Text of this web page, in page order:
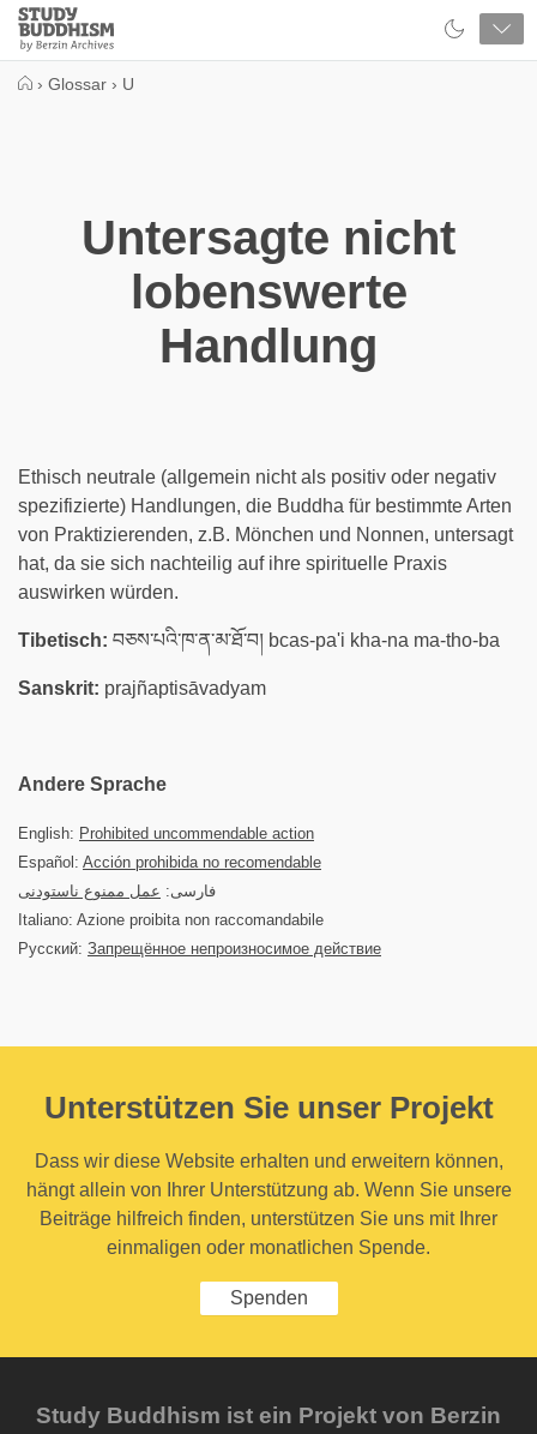
Close
Study
Buddhism
› Glossar › U
Untersagte nicht
lobenswerte
Handlung
Ethisch neutrale (allgemein nicht als positiv oder negativ
spezifizierte) Handlungen, die Buddha für bestimmte Arten
von Praktizierenden, z.B. Mönchen und Nonnen, untersagt
hat, da sie sich nachteilig auf ihre spirituelle Praxis
auswirken würden.
Tibetisch: བཅས་པའི་ཁ་ན་མ་ཐོ་བ། bcas-pa'i kha-na ma-tho-ba
Sanskrit: prajñaptisāvadyam
Andere Sprache
English: Prohibited uncommendable action
Español: Acción prohibida no recomendable
فارسی: عمل ممنوع ناستودنی
Italiano: Azione proibita non raccomandabile
Русский: Запрещённое непроизносимое действие
Unterstützen Sie unser Projekt
Dass wir diese Website erhalten und erweitern können,
hängt allein von Ihrer Unterstützung ab. Wenn Sie unsere
Beiträge hilfreich finden, unterstützen Sie uns mit Ihrer
einmaligen oder monatlichen Spende.
Spenden
Study Buddhism ist ein Projekt von Berzin